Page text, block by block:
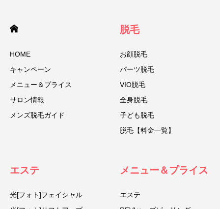
HOME
キャンペーン
メニュー＆プライス
サロン情報
メンズ脱毛ガイド
脱毛
お顔脱毛
パーツ脱毛
VIO脱毛
全身脱毛
子ども脱毛
脱毛【料金一覧】
エステ
光[フォト]フェイシャル
メニュー＆プライス
エステ